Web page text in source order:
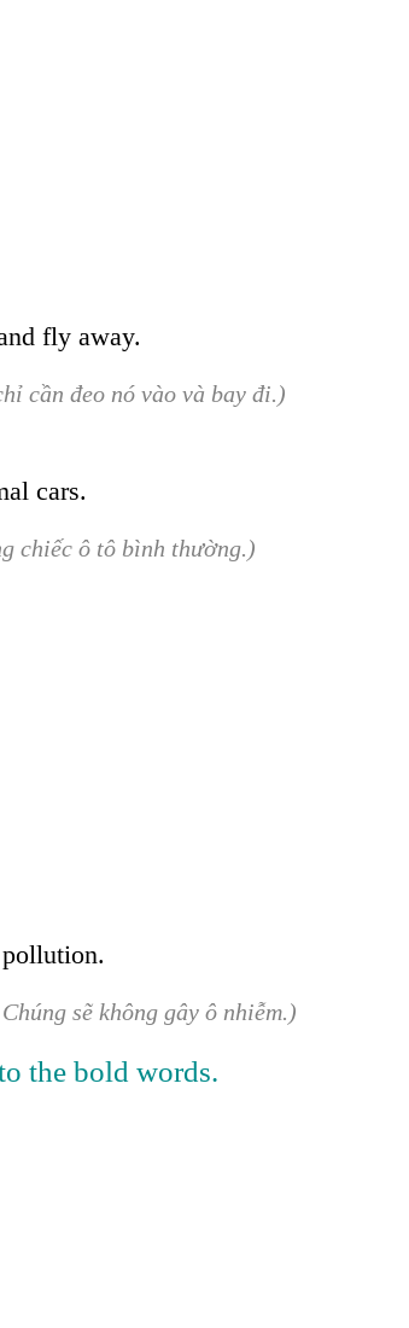
fly away.
cần đeo nó vào và bay đi.)
cars.
chiếc ô tô bình thường.)
sẽ không gây ô nhiễm.)
the bold words.